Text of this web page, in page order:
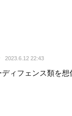
2023.6.12 22:43
ィフェンス類を